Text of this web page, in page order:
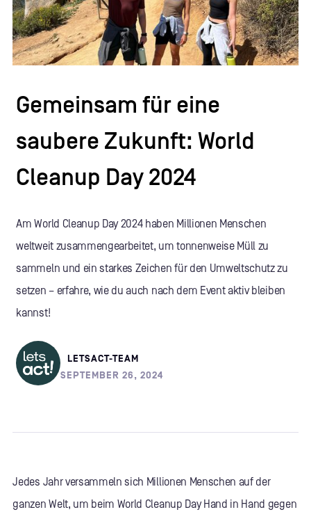
Gemeinsam für eine
saubere Zukunft: World
Cleanup Day 2024
Am World Cleanup Day 2024 haben Millionen Menschen
weltweit zusammengearbeitet, um tonnenweise Müll zu
sammeln und ein starkes Zeichen für den Umweltschutz zu
setzen – erfahre, wie du auch nach dem Event aktiv bleiben
kannst!
LETSACT-TEAM
SEPTEMBER 26, 2024
Jedes Jahr versammeln sich Millionen Menschen auf der
ganzen Welt, um beim World Cleanup Day Hand in Hand gegen